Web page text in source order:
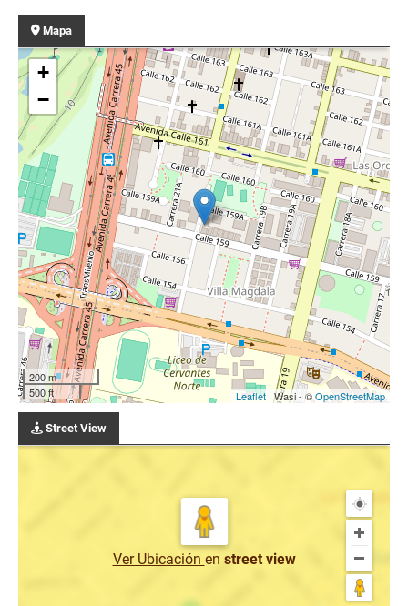
Mapa
+
−
200 m
500 ft
Leaflet | Wasi - ©OpenStreetMap
Street View
Ver Ubicación en street view